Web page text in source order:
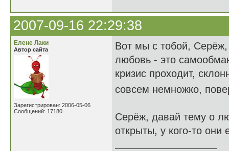
2007-09-16 22:29:38
Елене Лаки
Автор сайта
Зарегистрирован: 2006-05-06
Сообщений: 17180
Вот мы с тобой,
любовь - это
кризис проходит,
совсем немножко,
Серёж, давай тему о
открыты, у кого-то